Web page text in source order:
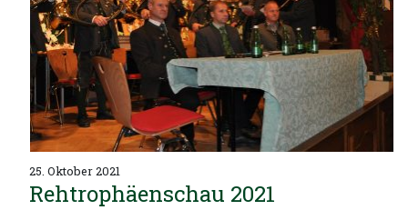
25. Oktober 2021
Rehtrophäenschau 2021